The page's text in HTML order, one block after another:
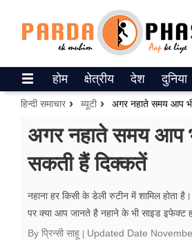
ePaper
उत्तर प्रदेश
वीडियो
होम क्षेत्रीय देश दुनिया
हिन्दी समाचार ब्‍यूटी अगर नहाते समय आप
अगर नहाते समय आप
सकती हैं दिक्कतें
नहाना हर किसी के डेली रुटीन में शामिल होता
पर क्या आप जानते है नहाने के भी साइड इफेक्ट
By प्रिन्सी साहू
Updated Date